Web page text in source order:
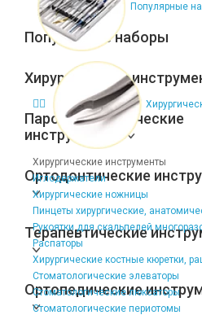
Популярные
Хирургические инструменты
Иглодержатели
Хирургические ножницы
Пинцеты хирургические,
Рукоятки для скальпелей
Распаторы
Хирургические костные кюретки,
Стоматологические элеваторы
Стоматологические люксаторы
Стоматологические периотомы
Популярные наборы
Хирургические
Пародонтологические
инструменты
Ортодонтические
Терапевтические
Ортопедические